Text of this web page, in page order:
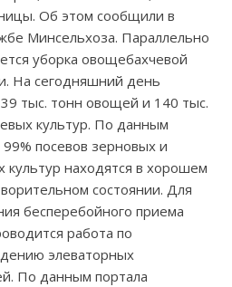
Об этом сообщили в
Минсельхоза. Параллельно
уборка овощебахчевой
На сегодняшний день
тыс. тонн овощей и 140 тыс.
культур. По данным
посевов зерновых и
культур находятся в хорошем
состоянии. Для
бесперебойного приема
работа по
элеваторных
По данным портала